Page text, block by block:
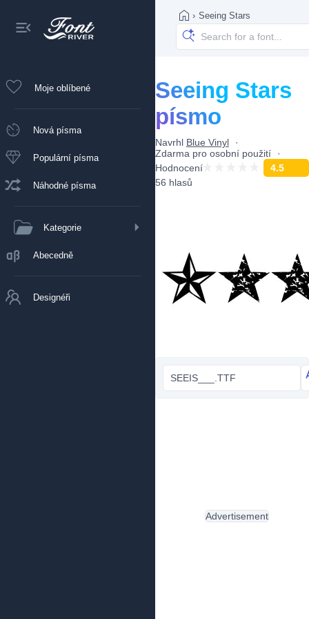
Moje oblíbené
Nová písma
Populární písma
Náhodné písma
Kategorie
Abecedně
Designéři
› Seeing Stars
Seeing Stars
písmo
Navrhl Blue Vinyl
Zdarma pro osobní použití
Hodnocení
4.5
56 hlasů
SEEIS___.TTF
Advertisement